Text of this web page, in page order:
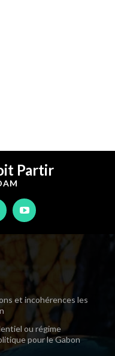
Partir
et incohérences les
ou régime
pour le Gabon